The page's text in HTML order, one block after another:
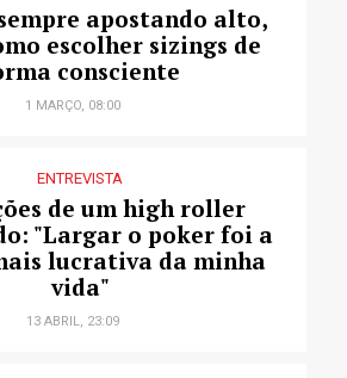
apostando alto,
escolher sizings de
consciente
1 MARÇO, 08:00
ENTREVISTA
de um high roller
"Largar o poker foi a
lucrativa da minha
vida"
13 ABRIL, 23:09